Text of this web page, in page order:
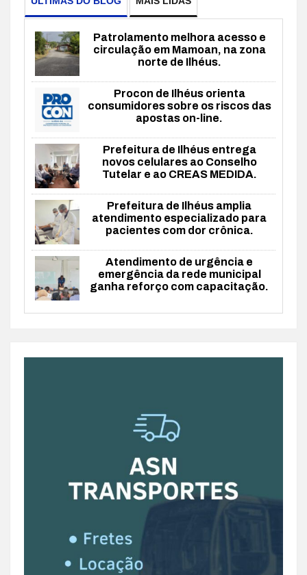
Patrolamento melhora acesso e
circulação em Mamoan, na zona
norte de Ilhéus.
Procon de Ilhéus orienta
consumidores sobre os riscos das
apostas on-line.
Prefeitura de Ilhéus entrega
novos celulares ao Conselho
Tutelar e ao CREAS MEDIDA.
Prefeitura de Ilhéus amplia
atendimento especializado para
pacientes com dor crônica.
Atendimento de urgência e
emergência da rede municipal
ganha reforço com capacitação.